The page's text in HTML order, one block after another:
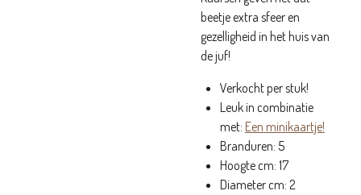
beetje extra sfeer en
gezelligheid in het huis van
de juf!
Verkocht per stuk!
Leuk in combinatie
met: Een minikaartje!
Branduren: 5
Hoogte cm: 17
Diameter cm: 2